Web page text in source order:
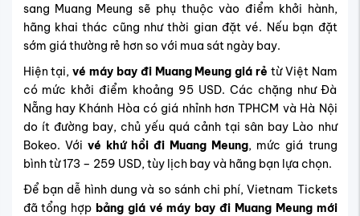
sang Muang Meung sẽ phụ thuộc vào điểm khởi hành,
hãng khai thác cũng như thời gian đặt vé. Nếu bạn đặt
sớm giá thường rẻ hơn so với mua sát ngày bay.
Hiện tại,vé máy bay đi Muang Meung giá rẻ từ Việt Nam
có mức khởi điểm khoảng 95 USD. Các chặng như Đà
Nẵng hay Khánh Hòa có giá nhỉnh hơn TPHCM và Hà Nội
do ít đường bay, chủ yếu quá cảnh tại sân bay Lào như
Bokeo. Với vé khứ hồi đi Muang Meung, mức giá trung
bình từ 173 – 259 USD, tùy lịch bay và hãng bạn lựa chọn.
Để bạn dễ hình dung và so sánh chi phí, Vietnam Tickets
đã tổng hợp bảng giá vé máy bay đi Muang Meung mới